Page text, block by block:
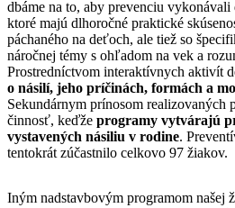
dbáme na to, aby prevenciu
ktoré majú dlhoročné praktické
páchaného na deťoch, ale tiež so
náročnej témy s ohľadom na vek a
Prostredníctvom interaktívnych aktivít
o násilí, jeho príčinách, formách a
Sekundárnym prínosom realizovaných
činnosť, keďže programy vytvárajú
vystavených násiliu v rodine.
tentokrát zúčastnilo celkovo 97 žiakov.
Iným nadstavbovým programom našej